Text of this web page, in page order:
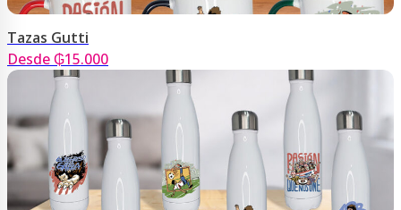
Tazas Gutti
Desde ₲15.000